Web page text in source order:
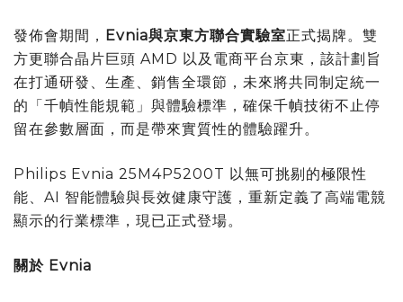
發佈會期間， Evnia與京東方聯合實驗室正式揭牌。雙
方更聯合晶片巨頭 AMD 以及電商平台京東，該計劃旨
在打通研發、生產、銷售全環節，未來將共同制定統一
的「千幀性能規範」與體驗標準，確保千幀技術不止停
留在參數層面，而是帶來實質性的體驗躍升。
Philips Evnia 25M4P5200T 以無可挑剔的極限性
能、AI 智能體驗與長效健康守護，重新定義了高端電競
顯示的行業標準，現已正式登場。
關於 Evnia